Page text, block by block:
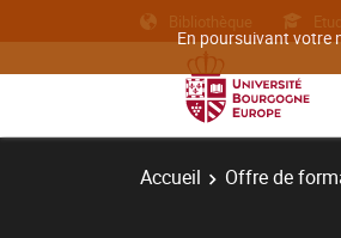
En poursuivant votre
Bibliothèque
Accueil Offre de